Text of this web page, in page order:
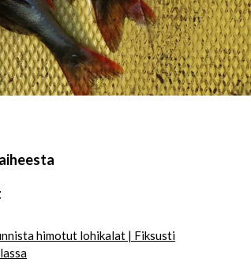
himotut lohikalat | Fiksusti